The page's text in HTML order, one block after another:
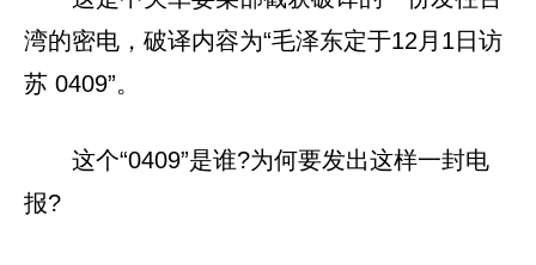
湾的密电，破译内容为“毛泽东定于12月1日访
苏 0409”。
这个“0409”是谁?为何要发出这样一封电
报?